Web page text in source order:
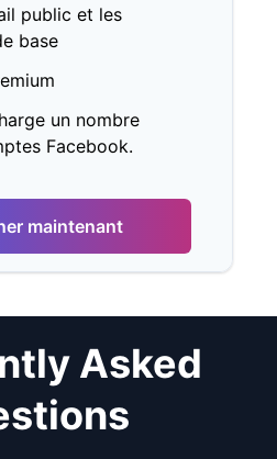
public et les
base
un nombre
Facebook.
maintenant
Asked